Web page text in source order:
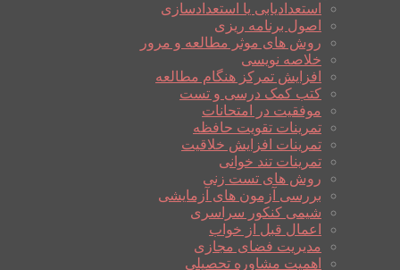
استعدادیابی یا استعدادسازی
اصول برنامه ریزی
روش های موثر مطالعه و مرور
خلاصه نویسی
افزایش تمرکز هنگام مطالعه
کتب کمک درسی و تست
موفقیت در امتحانات
تمرینات تقویت حافظه
تمرینات افزایش خلاقیت
تمرینات تند خوانی
روش های تست زنی
بررسی آزمون های آزمایشی
شیمی کنکور سراسری
اعمال قبل از خواب
مدیریت فضای مجازی
اهمیت مشاوره تحصیلی